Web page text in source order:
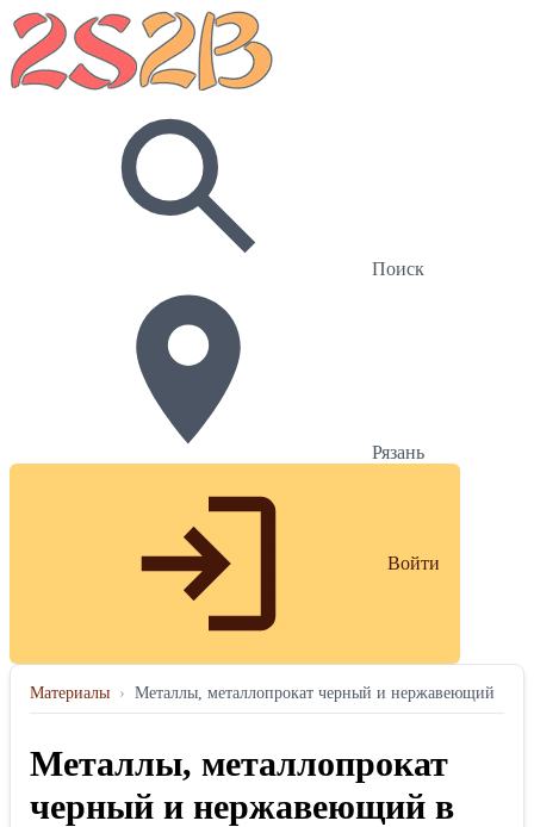
Поиск
Рязань
Войти
Материалы › Металлы, металлопрокат черный и нержавеющий
Металлы, металлопрокат
черный и нержавеющий в